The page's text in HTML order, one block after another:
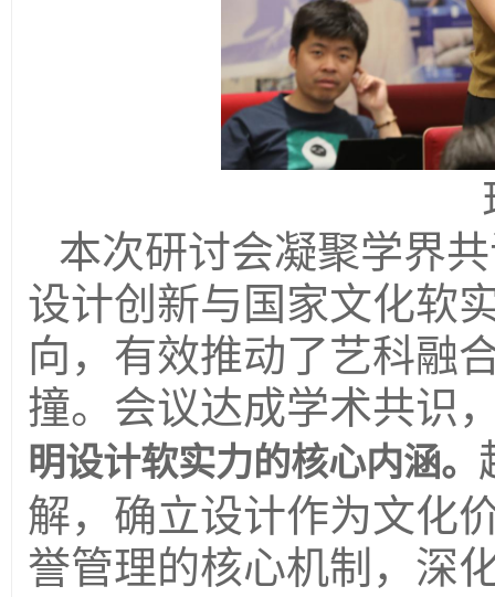
本次研讨会凝聚学界
设计创新与国家文化软
向，有效推动了艺科融
撞。会议达成学术共识
明设计软实力的核心内涵。
解，确立设计作为文化
誉管理的核心机制，深